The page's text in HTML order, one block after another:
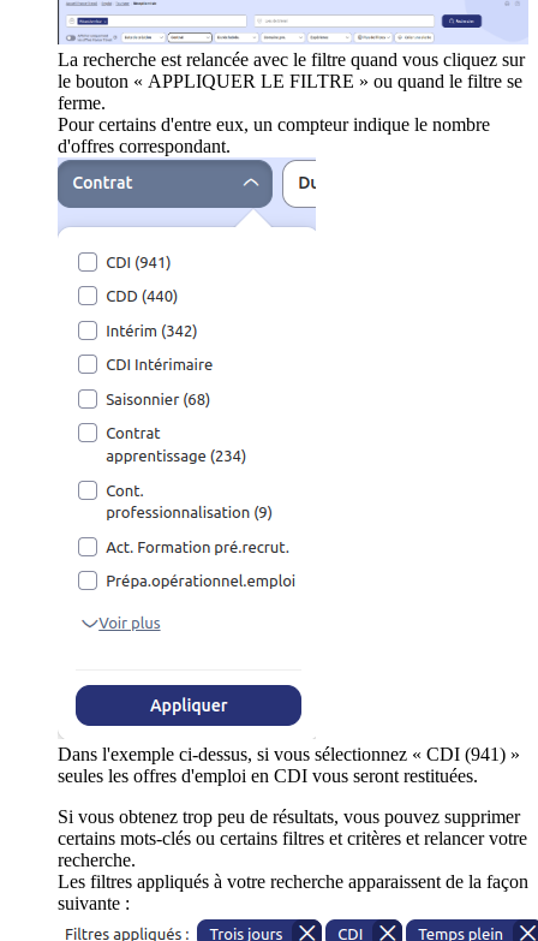
La recherche est relancée avec le filtre quand vous cliquez sur
le bouton « APPLIQUER LE FILTRE » ou quand le filtre se
ferme.
Pour certains d'entre eux, un compteur indique le nombre
d'offres correspondant.
Dans l'exemple ci-dessus, si vous sélectionnez « CDI (941) »
seules les offres d'emploi en CDI vous seront restituées.
Si vous obtenez trop peu de résultats, vous pouvez supprimer
certains mots-clés ou certains filtres et critères et relancer votre
recherche.
Les filtres appliqués à votre recherche apparaissent de la façon
suivante :